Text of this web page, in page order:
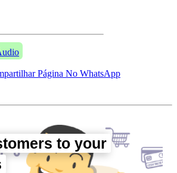
Página No WhatsApp
to your